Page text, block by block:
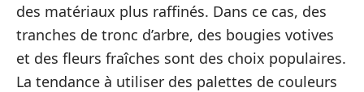
des matériaux plus raffinés. Dans ce cas, des
tranches de tronc d’arbre, des bougies votives
et des fleurs fraîches sont des choix populaires.
La tendance à utiliser des palettes de couleurs